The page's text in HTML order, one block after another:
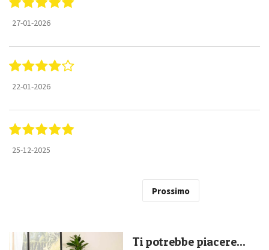
27-01-2026
22-01-2026
25-12-2025
Prossimo
Ti potrebbe piacere...